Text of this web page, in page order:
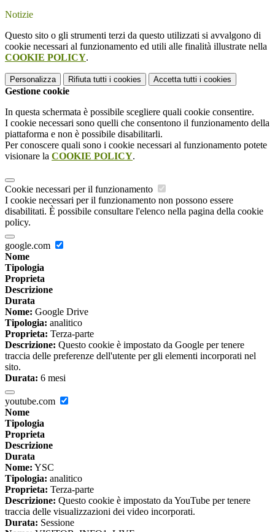
Notizie
Questo sito o gli strumenti terzi da questo utilizzati si avvalgono di
cookie necessari al funzionamento ed utili alle finalità illustrate nella
COOKIE POLICY.
Personalizza Rifiuta tutti i cookies Accetta tutti i cookies
Gestione cookie
In questa schermata è possibile scegliere quali cookie consentire.
I cookie necessari sono quelli che consentono il funzionamento della
piattaforma e non è possibile disabilitarli.
Per conoscere quali sono i cookie necessari al funzionamento potete
visionare la COOKIE POLICY.
Cookie necessari per il funzionamento
I cookie necessari per il funzionamento non possono essere
disabilitati. È possibile consultare l'elenco nella pagina della cookie
policy.
google.com
Nome
Tipologia
Proprieta
Descrizione
Durata
Nome: Google Drive
Tipologia: analitico
Proprieta: Terza-parte
Descrizione: Questo cookie è impostato da Google per tenere
traccia delle preferenze dell'utente per gli elementi incorporati nel
sito.
Durata: 6 mesi
youtube.com
Nome
Tipologia
Proprieta
Descrizione
Durata
Nome: YSC
Tipologia: analitico
Proprieta: Terza-parte
Descrizione: Questo cookie è impostato da YouTube per tenere
traccia delle visualizzazioni dei video incorporati.
Durata: Sessione